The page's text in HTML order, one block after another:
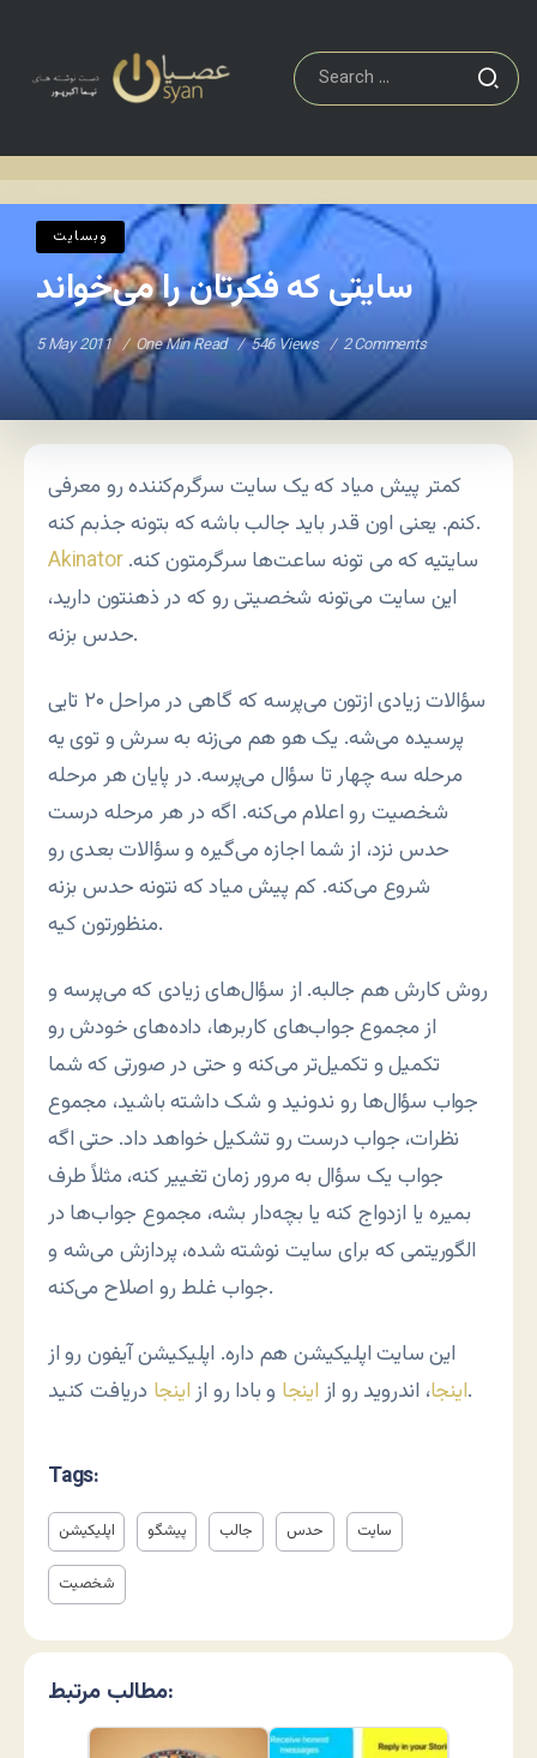
وبسایت
سایتی که فکرتان را می‌خواند
5 May 2011 One Min Read 546 Views 2 Comments
کمتر پیش میاد که یک سایت سرگرم‌کننده رو معرفی
کنم. یعنی اون قدر باید جالب باشه که بتونه جذبم کنه.
Akinatorسایتیه که می تونه ساعت‌ها سرگرمتون کنه.
این سایت می‌تونه شخصیتی رو که در ذهنتون دارید،
حدس بزنه.
سؤالات زیادی ازتون می‌پرسه که گاهی در مراحل ۲۰ تایی
پرسیده می‌شه. یک هو هم می‌زنه به سرش و توی یه
مرحله سه چهار تا سؤال می‌پرسه. در پایان هر مرحله
شخصیت رو اعلام می‌کنه. اگه در هر مرحله درست
حدس نزد، از شما اجازه می‌گیره و سؤالات بعدی رو
شروع می‌کنه. کم پیش میاد که نتونه حدس بزنه
منظورتون کیه.
روش کارش هم جالبه. از سؤال‌های زیادی که می‌پرسه و
از مجموع جواب‌های کاربرها، داده‌های خودش رو
تکمیل و تکمیل‌تر می‌کنه و حتی در صورتی که شما
جواب سؤال‌ها رو ندونید و شک داشته باشید، مجموع
نظرات، جواب درست رو تشکیل خواهد داد. حتی اگه
جواب یک سؤال به مرور زمان تغییر کنه، مثلاً طرف
بمیره یا ازدواج کنه یا بچه‌دار بشه، مجموع جواب‌ها در
الگوریتمی که برای سایت نوشته شده، پردازش می‌شه و
جواب غلط رو اصلاح می‌کنه.
این سایت اپلیکیشن هم داره. اپلیکیشن آیفون رو از
اینجا، اندروید رو از اینجا و بادا رو از اینجا دریافت کنید.
Tags:
اپلیکیشن پیشگو جالب حدس سایت
شخصیت
مطالب مرتبط: